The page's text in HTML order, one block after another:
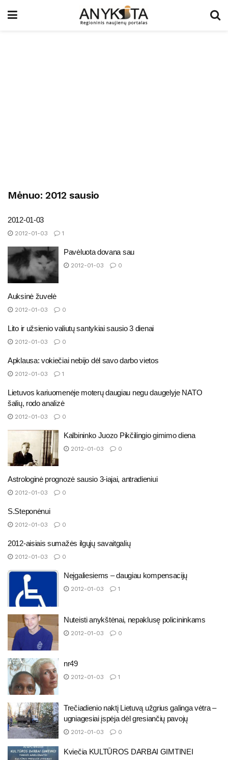
Mėnuo:2012 sausio
2012-01-03
2012-01-03 1
Pavėluota dovana sau
2012-01-03 0
Auksinė žuvelė
2012-01-03 0
Lito ir užsienio valiutų santykiai sausio 3 dienai
2012-01-03 0
Apklausa: vokiečiai nebijo dėl savo darbo vietos
2012-01-03 1
Lietuvos kariuomenėje moterų daugiau negu daugelyje NATO
šalių, rodo analizė
2012-01-03 0
Kalbininko Juozo Pikčilingio gimimo diena
2012-01-03 0
Astrologinė prognozė sausio 3-iajai, antradieniui
2012-01-03 0
S.Steponėnui
2012-01-03 0
2012-aisiais sumažės ilgųjų savaitgalių
2012-01-03 0
Neįgaliesiems – daugiau kompensacijų
2012-01-03 1
Nuteisti anykštėnai, nepaklusę policininkams
2012-01-03 0
nr49
2012-01-03 1
Trečiadienio naktį Lietuvą užgrius galinga vėtra –
ugniagesiai įspėja dėl gresiančių pavojų
2012-01-03 0
Kviečia KULTŪROS DARBAI GIMTINEI